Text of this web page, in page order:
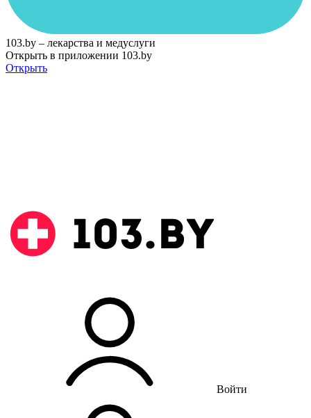
103.by – лекарства и медуслуги
Открыть в приложении 103.by
Открыть
Войти